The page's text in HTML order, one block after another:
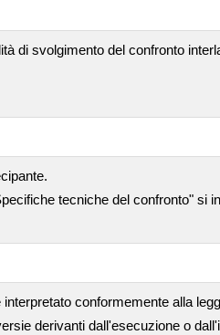
di svolgimento del confronto
tecniche del confronto" si
conformemente alla
derivanti dall'esecuzione o